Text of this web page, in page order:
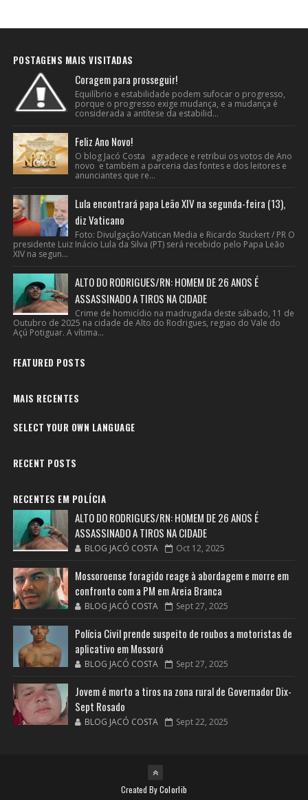
POSTAGENS MAIS VISITADAS
Coragem para prosseguir!
Equilíbrio e estabilidade podem sufocar o progresso,
porque o progresso exige mudança, e a mudança é
considerada a antítese da estabilid...
Feliz Ano Novo!
O blog Jacó Costa agradece e retribui os votos de Ano
novo e também a parceria das fontes e dos leitores e
anunciantes que re...
Lula encontrará papa Leão XIV na segunda-feira (13),
diz Vaticano
Foto: Divulgação/Vatican Media e Ricardo Stuckert / PR O
presidente Luiz Inácio Lula da Silva (PT) será recebido pelo Papa Leão
XIV na segun...
ALTO DO RODRIGUES/RN: HOMEM DE 26 ANOS É
ASSASSINADO A TIROS NA CIDADE
Crime de homicídio na madrugada deste sábado, 11 de
Outubro de 2025 na cidade de Alto do Rodrigues, regiao do Vale do
Açú Potiguar. A vítima...
FEATURED POSTS
MAIS RECENTES
SELECT YOUR OWN LANGUAGE
RECENT POSTS
RECENTES EM POLÍCIA
ALTO DO RODRIGUES/RN: HOMEM DE 26 ANOS É
ASSASSINADO A TIROS NA CIDADE
BLOG JACÓ COSTA Oct 12, 2025
Mossoroense foragido reage à abordagem e morre em
confronto com a PM em Areia Branca
BLOG JACÓ COSTA Sept 27, 2025
Polícia Civil prende suspeito de roubos a motoristas de
aplicativo em Mossoró
BLOG JACÓ COSTA Sept 27, 2025
Jovem é morto a tiros na zona rural de Governador Dix-
Sept Rosado
BLOG JACÓ COSTA Sept 22, 2025
Created ByColorlib